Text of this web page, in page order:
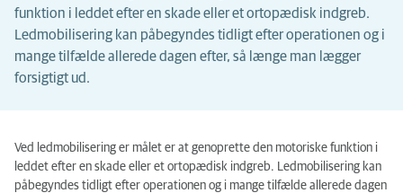
funktion i leddet efter en skade eller et ortopædisk indgreb.
Ledmobilisering kan påbegyndes tidligt efter operationen og i
mange tilfælde allerede dagen efter, så længe man lægger
forsigtigt ud.
Ved ledmobilisering er målet er at genoprette den motoriske funktion i
leddet efter en skade eller et ortopædisk indgreb. Ledmobilisering kan
påbegyndes tidligt efter operationen og i mange tilfælde allerede dagen